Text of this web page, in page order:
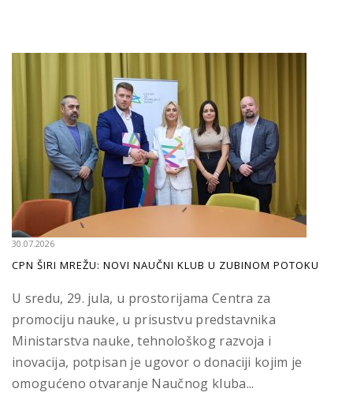
30.07.2026
CPN ŠIRI MREŽU: NOVI NAUČNI KLUB U ZUBINOM POTOKU
U sredu, 29. jula, u prostorijama Centra za
promociju nauke, u prisustvu predstavnika
Ministarstva nauke, tehnološkog razvoja i
inovacija, potpisan je ugovor o donaciji kojim je
omogućeno otvaranje Naučnog kluba...